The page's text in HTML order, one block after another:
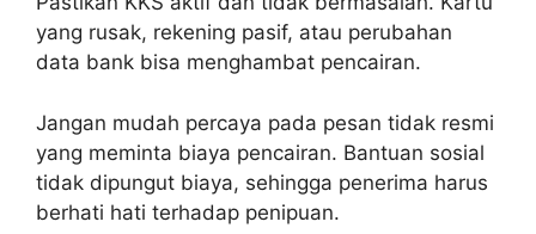
yang rusak, rekening pasif, atau perubahan
data bank bisa menghambat pencairan.
Jangan mudah percaya pada pesan tidak resmi
yang meminta biaya pencairan. Bantuan sosial
tidak dipungut biaya, sehingga penerima harus
berhati hati terhadap penipuan.